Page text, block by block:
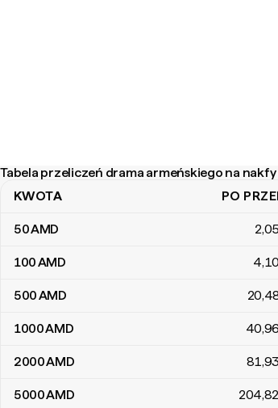
Tabela przeliczeń drama armeńskiego na
Tabela przeliczeń drama armeńskiego na nakfy
KWOTA PO
50AMD 2,05
100AMD 4,10
500AMD 20
1000AMD 40,96
2000AMD 81,93
5000AMD 204,82